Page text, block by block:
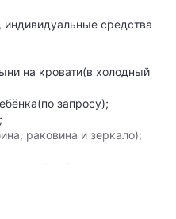
индивидуальные средства
на кровати(в холодный
запросу);
раковина и зеркало);
сахар;